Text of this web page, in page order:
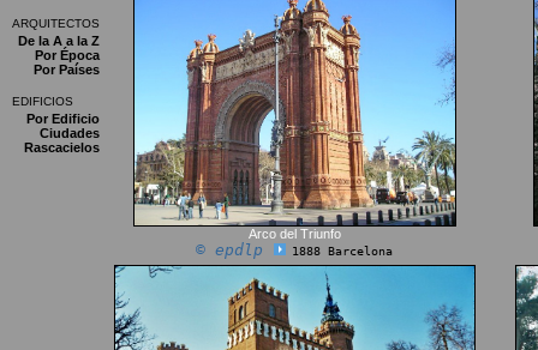
ARQUITECTOS
De la A a la Z
Por Época
Por Países
EDIFICIOS
Por Edificio
Ciudades
Rascacielos
Arco del Triunfo
© epdlp 1888 Barcelona